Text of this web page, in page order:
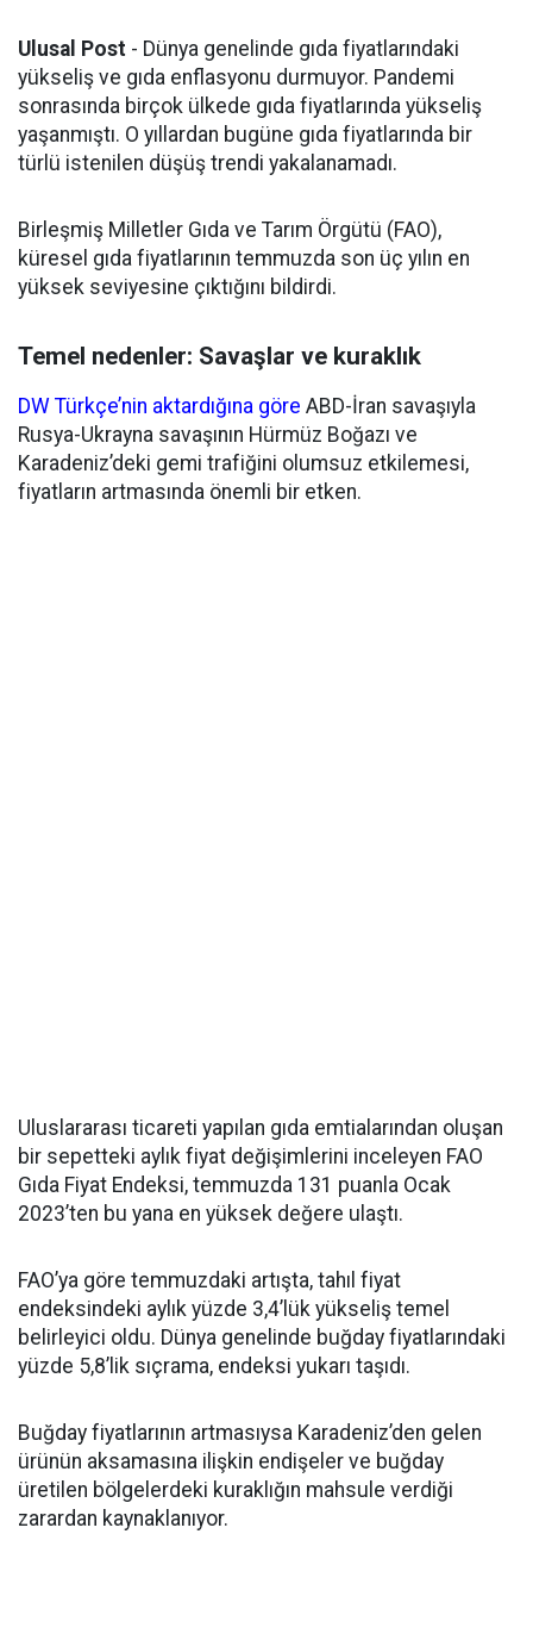
Ulusal Post - Dünya genelinde gıda fiyatlarındaki
yükseliş ve gıda enflasyonu durmuyor. Pandemi
sonrasında birçok ülkede gıda fiyatlarında yükseliş
yaşanmıştı. O yıllardan bugüne gıda fiyatlarında bir
türlü istenilen düşüş trendi yakalanamadı.
Birleşmiş Milletler Gıda ve Tarım Örgütü (FAO),
küresel gıda fiyatlarının temmuzda son üç yılın en
yüksek seviyesine çıktığını bildirdi.
Temel nedenler: Savaşlar ve kuraklık
DW Türkçe’nin aktardığına göre ABD-İran savaşıyla
Rusya-Ukrayna savaşının Hürmüz Boğazı ve
Karadeniz’deki gemi trafiğini olumsuz etkilemesi,
fiyatların artmasında önemli bir etken.
Uluslararası ticareti yapılan gıda emtialarından oluşan
bir sepetteki aylık fiyat değişimlerini inceleyen FAO
Gıda Fiyat Endeksi, temmuzda 131 puanla Ocak
2023’ten bu yana en yüksek değere ulaştı.
FAO’ya göre temmuzdaki artışta, tahıl fiyat
endeksindeki aylık yüzde 3,4’lük yükseliş temel
belirleyici oldu. Dünya genelinde buğday fiyatlarındaki
yüzde 5,8’lik sıçrama, endeksi yukarı taşıdı.
Buğday fiyatlarının artmasıysa Karadeniz’den gelen
ürünün aksamasına ilişkin endişeler ve buğday
üretilen bölgelerdeki kuraklığın mahsule verdiği
zarardan kaynaklanıyor.